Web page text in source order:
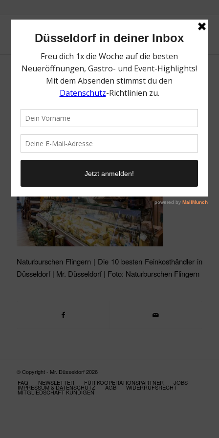
Naturburschen Flingern | Die 12 besten
Düsseldorf | Foto: Naturburschen Flingern
Naturburschen Flingern | Die 10 besten Feinkosthändler in
Düsseldorf | Mr. Düsseldorf | Foto: Naturburschen Flingern
© Copyright - Mr. Düsseldorf 2026
FAQ
NEWSLETTER FÜR KOOPERATIONSPARTNER JOBS
IMPRESSUM & DATENSCHUTZ AGB WIDERRUFSRECHT
MITGLIEDSCHAFT KÜNDIGEN